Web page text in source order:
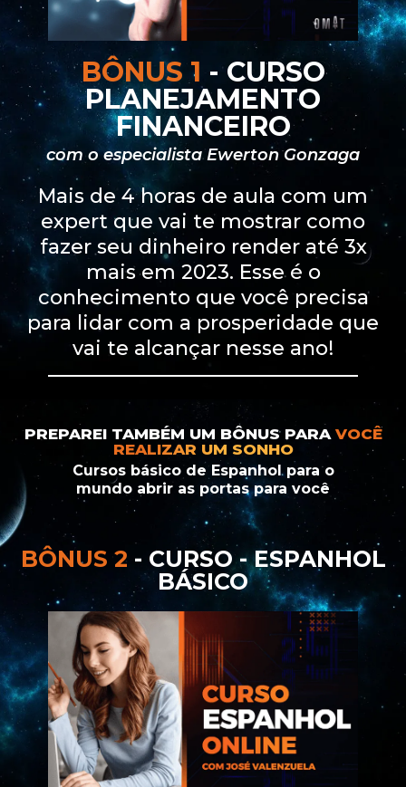
BÔNUS 1 - CURSO
PLANEJAMENTO
FINANCEIRO
com o especialista Ewerton Gonzaga
Mais de 4 horas de aula com um
expert que vai te mostrar como
fazer seu dinheiro render até 3x
mais em 2023. Esse é o
conhecimento que você precisa
para lidar com a prosperidade que
vai te alcançar nesse ano!
PREPAREI TAMBÉM UM BÔNUS PARA VOCÊ
REALIZAR UM SONHO
Cursos básico de Espanhol para o
mundo abrir as portas para você
BÔNUS 2 - CURSO - ESPANHOL
BÁSICO